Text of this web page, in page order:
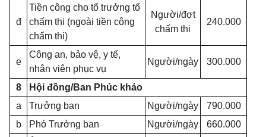
đ
Tiền công cho tổ trưởng tổ
chấm thi (ngoài tiền công
chấm thi)
Người/đợt
chấm thi
240.000
e
Công an, bảo vệ, y tế,
nhân viên phục vụ
Người/ngày 300.000
8
Hội đồng/Ban Phúc khảo
a
Trưởng ban Người/ngày
790.000
b
Phó Trưởng ban Người/ngày 660.000